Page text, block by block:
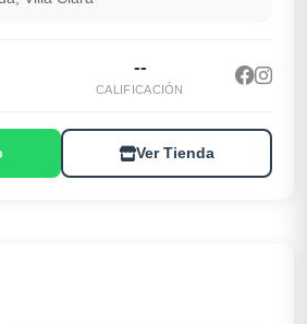
--
CALIFICACIÓN
Ver Tienda